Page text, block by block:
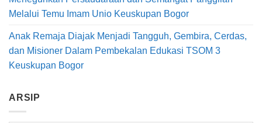
Melalui Temu Imam Unio Keuskupan Bogor
Anak Remaja Diajak Menjadi Tangguh, Gembira, Cerdas,
dan Misioner Dalam Pembekalan Edukasi TSOM 3
Keuskupan Bogor
ARSIP